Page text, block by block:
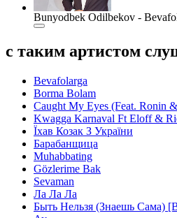
Bunyodbek Odilbekov -
с таким артистом
Bevafolarga
Borma Bolam
Caught My Eyes (Feat. Ronin
Kwagga Karnaval Ft Eloff &
Їхав Козак З України
Барабанщица
Muhabbating
Gözlerime Bak
Sevaman
Ла Ла Ла
Быть Нельзя (Знаешь Сама)